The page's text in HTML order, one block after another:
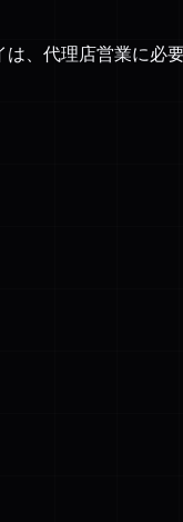
、代理店営業に必